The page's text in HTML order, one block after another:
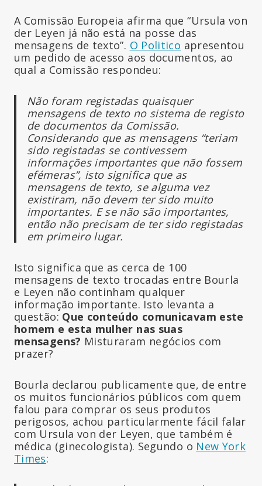
A Comissão Europeia afirma que “Ursula von
der Leyen já não está na posse das
mensagens de texto”. O Politico apresentou
um pedido de acesso aos documentos, ao
qual a Comissão respondeu:
Não foram registadas quaisquer
mensagens de texto no sistema de registo
de documentos da Comissão.
Considerando que as mensagens “teriam
sido registadas se contivessem
informações importantes que não fossem
efémeras”, isto significa que as
mensagens de texto, se alguma vez
existiram, não devem ter sido muito
importantes. E se não são importantes,
então não precisam de ter sido registadas
em primeiro lugar.
Isto significa que as cerca de 100
mensagens de texto trocadas entre Bourla
e Leyen não continham qualquer
informação importante. Isto levanta a
questão: Que conteúdo comunicavam este
homem e esta mulher nas suas
mensagens? Misturaram negócios com
prazer?
Bourla declarou publicamente que, de entre
os muitos funcionários públicos com quem
falou para comprar os seus produtos
perigosos, achou particularmente fácil falar
com Ursula von der Leyen, que também é
médica (ginecologista). Segundo o New York
Times: